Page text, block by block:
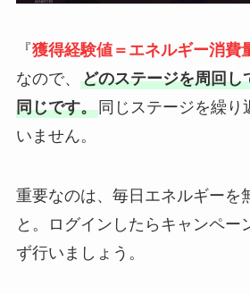
『獲得経験値＝エネルギー消費
なので、 どのステージを周回し
同じです。同じステージを繰り
いません。
重要なのは、毎日エネルギーを
と。ログインしたらキャンペー
ず行いましょう。